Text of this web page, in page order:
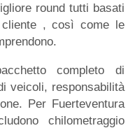
round tutti basati
, così come le
completo di
veicoli, responsabilità
Per Fuerteventura
chilometraggio